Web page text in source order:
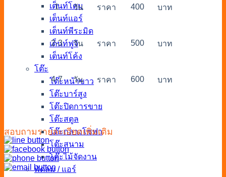
เต็นท์โดม
เต็นท์แอร์
เต็นท์พีระมิด
เต็นท์ฟูจิ
เต็นท์โค้ง
โต๊ะ
โต๊ะหน้าขาว
โต๊ะบาร์สูง
โต๊ะปิดการขาย
โต๊ะสตูล
โต๊ะกลางโซฟา
โต๊ะสนาม
โต๊ะไม้จัดงาน
พัดลม / แอร์
1 วัน ราคา 400 บาท
2-3 วัน ราคา 500 บาท
4-7 วัน ราคา 600 บาท
สอบถามรายละเอียดเพิ่มเติม